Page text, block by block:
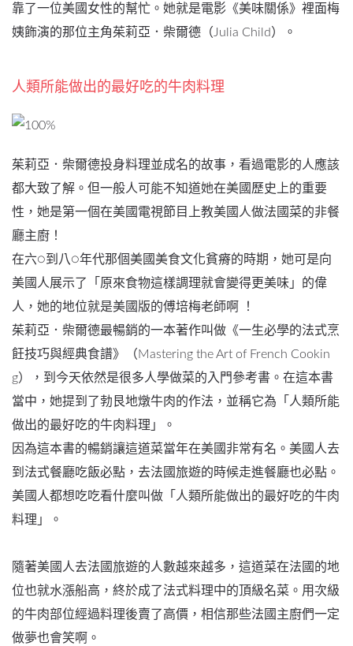
靠了一位美國女性的幫忙。她就是電影《美味關係》裡面梅
姨飾演的那位主角茱莉亞．柴爾德（Julia Child）。
人類所能做出的最好吃的牛肉料理
茱莉亞．柴爾德投身料理並成名的故事，看過電影的人應該
都大致了解。但一般人可能不知道她在美國歷史上的重要
性，她是第一個在美國電視節目上教美國人做法國菜的非餐
廳主廚！
在六○到八○年代那個美國美食文化貧瘠的時期，她可是向
美國人展示了「原來食物這樣調理就會變得更美味」的偉
人，她的地位就是美國版的傅培梅老師啊 ！
茱莉亞．柴爾德最暢銷的一本著作叫做《一生必學的法式烹
飪技巧與經典食譜》（Mastering the Art of French Cookin
g），到今天依然是很多人學做菜的入門參考書。在這本書
當中，她提到了勃艮地燉牛肉的作法，並稱它為「人類所能
做出的最好吃的牛肉料理」。
因為這本書的暢銷讓這道菜當年在美國非常有名。美國人去
到法式餐廳吃飯必點，去法國旅遊的時候走進餐廳也必點。
美國人都想吃吃看什麼叫做「人類所能做出的最好吃的牛肉
料理」。
隨著美國人去法國旅遊的人數越來越多，這道菜在法國的地
位也就水漲船高，終於成了法式料理中的頂級名菜。用次級
的牛肉部位經過料理後賣了高價，相信那些法國主廚們一定
做夢也會笑啊。